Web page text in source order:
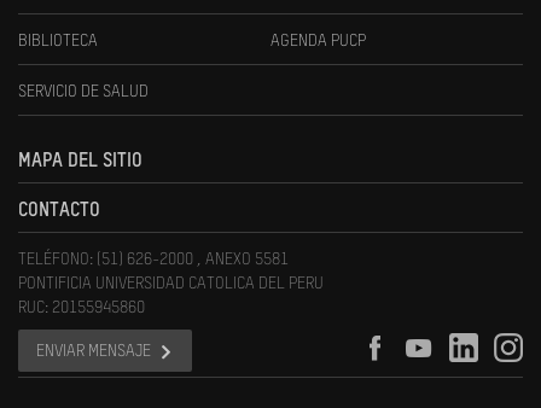
BIBLIOTECA AGENDA PUCP
SERVICIO DE SALUD
MAPA DEL SITIO
CONTACTO
TELÉFONO: (51) 626-2000 , ANEXO 5581
PONTIFICIA UNIVERSIDAD CATOLICA DEL PERU
RUC: 20155945860
ENVIAR MENSAJE